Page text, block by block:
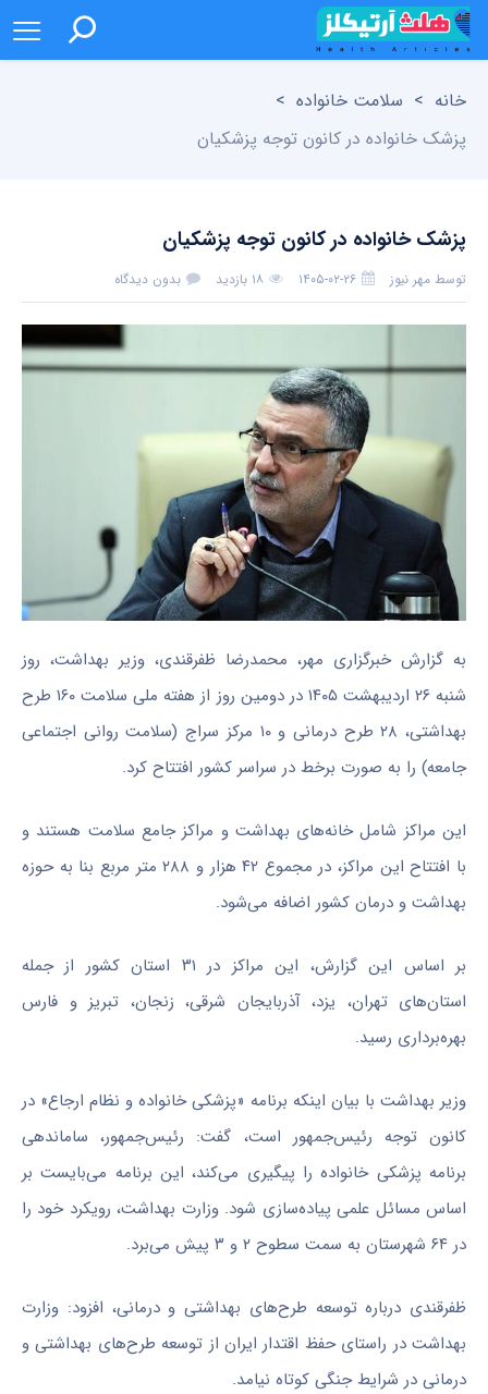
خانه > سلامت خانواده >
پزشک خانواده در کانون توجه پزشکیان
پزشک خانواده در کانون توجه پزشکیان
توسط مهر نیوز ۱۴۰۵-۰۲-۲۶ ۱۸ بازدید بدون دیدگاه
به گزارش خبرگزاری مهر، محمدرضا ظفرقندی، وزیر بهداشت، روز
شنبه ۲۶ اردیبهشت ۱۴۰۵ در دومین روز از هفته ملی سلامت ۱۶۰ طرح
بهداشتی، ۲۸ طرح درمانی و ۱۰ مرکز سراج (سلامت روانی اجتماعی
جامعه) را به صورت برخط در سراسر کشور افتتاح کرد.
این مراکز شامل خانه‌های بهداشت و مراکز جامع سلامت هستند و
با افتتاح این مراکز، در مجموع ۴۲ هزار و ۲۸۸ متر مربع بنا به حوزه
بهداشت و درمان کشور اضافه می‌شود.
بر اساس این گزارش، این مراکز در ۳۱ استان کشور از جمله
استان‌های تهران، یزد، آذربایجان شرقی، زنجان، تبریز و فارس
بهره‌برداری رسید.
وزیر بهداشت با بیان اینکه برنامه «پزشکی خانواده و نظام ارجاع» در
کانون توجه رئیس‌جمهور است، گفت: رئیس‌جمهور، ساماندهی
برنامه پزشکی خانواده را پیگیری می‌کند، این برنامه می‌بایست بر
اساس مسائل علمی پیاده‌سازی شود. وزارت بهداشت، رویکرد خود را
در ۶۴ شهرستان به سمت سطوح ۲ و ۳ پیش‌ می‌برد.
ظفرقندی درباره توسعه طرح‌های بهداشتی و درمانی، افزود: وزارت
بهداشت در راستای حفظ اقتدار ایران از توسعه طرح‌های بهداشتی و
درمانی در شرایط جنگی کوتاه نیامد.